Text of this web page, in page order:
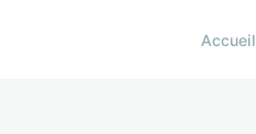
Accueil